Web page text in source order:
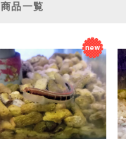
商品一覧